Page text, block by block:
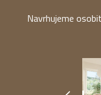
Navrhujeme